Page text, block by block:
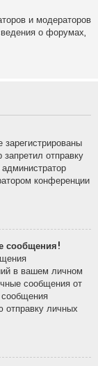
и модераторов
о форумах,
отправку
конференции
сообщения!
в вашем личном
сообщения от
сообщения
отправку личных